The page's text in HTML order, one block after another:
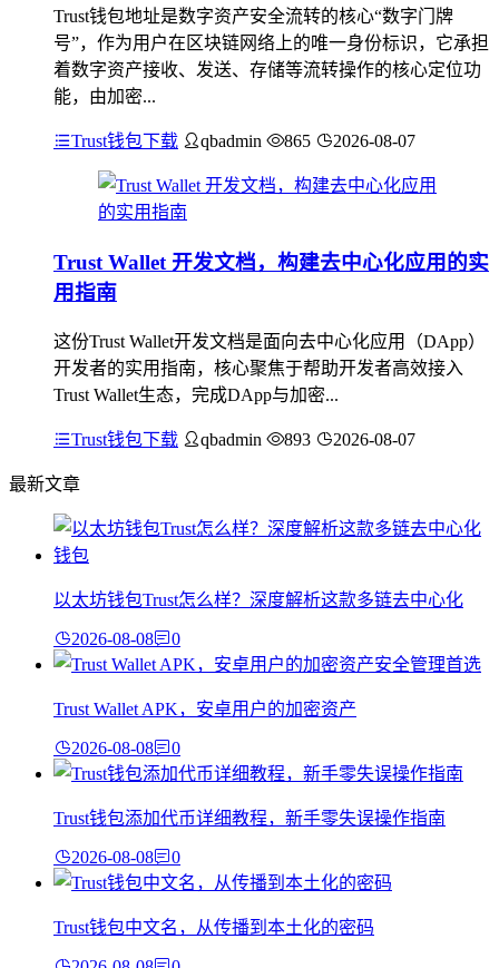
Trust钱包地址是数字资产安全流转的核心“数字门牌
号”，作为用户在区块链网络上的唯一身份标识，它承担
着数字资产接收、发送、存储等流转操作的核心定位功
能，由加密...
Trust钱包下载 qbadmin 865 2026-08-07
Trust Wallet 开发文档，构建去中心化应用的实
用指南
这份Trust Wallet开发文档是面向去中心化应用（DApp）
开发者的实用指南，核心聚焦于帮助开发者高效接入
Trust Wallet生态，完成DApp与加密...
Trust钱包下载 qbadmin 893 2026-08-07
最新文章
以太坊钱包Trust怎么样？深度解析这款多链去中心化
2026-08-08 0
Trust Wallet APK，安卓用户的加密资产
2026-08-08 0
Trust钱包添加代币详细教程，新手零失误操作指南
2026-08-08 0
Trust钱包中文名，从传播到本土化的密码